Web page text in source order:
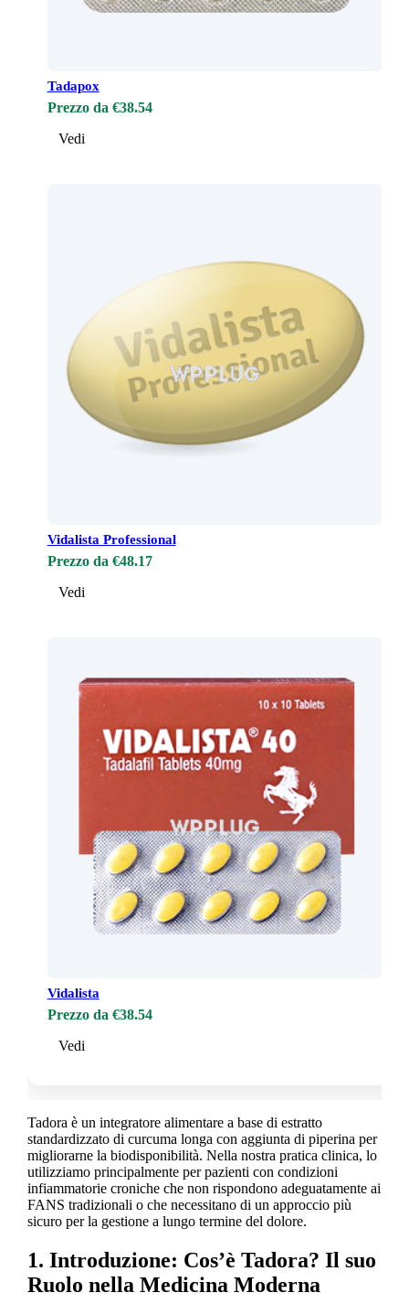
Tadapox
Prezzo da €38.54
Vedi
Vidalista Professional
Prezzo da €48.17
Vedi
Vidalista
Prezzo da €38.54
Vedi
Tadora è un integratore alimentare a base di estratto
standardizzato di curcuma longa con aggiunta di piperina per
migliorarne la biodisponibilità. Nella nostra pratica clinica, lo
utilizziamo principalmente per pazienti con condizioni
infiammatorie croniche che non rispondono adeguatamente ai
FANS tradizionali o che necessitano di un approccio più
sicuro per la gestione a lungo termine del dolore.
1. Introduzione: Cos’è Tadora? Il suo
Ruolo nella Medicina Moderna